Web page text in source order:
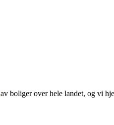
av boliger over hele landet, og vi